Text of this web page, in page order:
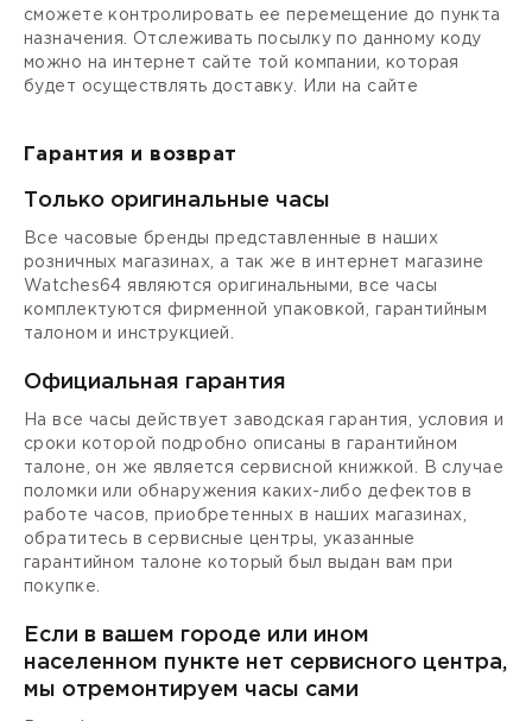
сможете контролировать ее перемещение до пункта
назначения. Отслеживать посылку по данному коду
можно на интернет сайте той компании, которая
будет осуществлять доставку. Или на сайте
Гарантия и возврат
Только оригинальные часы
Все часовые бренды представленные в наших
розничных магазинах, а так же в интернет магазине
Watches64 являются оригинальными, все часы
комплектуются фирменной упаковкой, гарантийным
талоном и инструкцией.
Официальная гарантия
На все часы действует заводская гарантия, условия и
сроки которой подробно описаны в гарантийном
талоне, он же является сервисной книжкой. В случае
поломки или обнаружения каких-либо дефектов в
работе часов, приобретенных в наших магазинах,
обратитесь в сервисные центры, указанные
гарантийном талоне который был выдан вам при
покупке.
Если в вашем городе или ином
населенном пункте нет сервисного центра,
мы отремонтируем часы сами